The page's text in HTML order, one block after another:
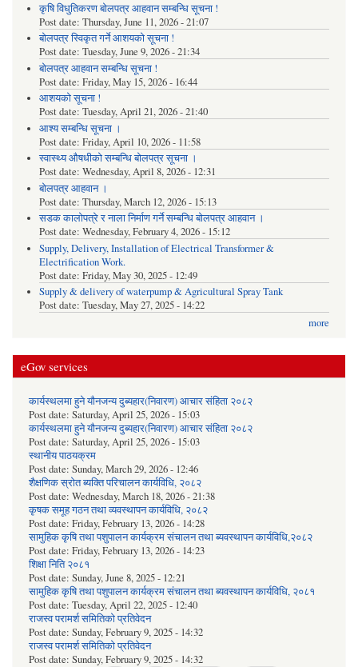
कृषि विधुतिकरण बोलपत्र आहवान सम्बन्धि सूचना !
Post date: Thursday, June 11, 2026 - 21:07
बोलपत्र स्विकृत गर्ने आशयको सूचना !
Post date: Tuesday, June 9, 2026 - 21:34
बोलपत्र आहवान सम्बन्धि सूचना !
Post date: Friday, May 15, 2026 - 16:44
आशयको सूचना !
Post date: Tuesday, April 21, 2026 - 21:40
आश्य सम्बन्धि सूचना ।
Post date: Friday, April 10, 2026 - 11:58
स्वास्थ्य औषधीको सम्बन्धि बोलपत्र सूचना ।
Post date: Wednesday, April 8, 2026 - 12:31
बोलपत्र आहवान ।
Post date: Thursday, March 12, 2026 - 15:13
सडक कालोपत्रे र नाला निर्माण गर्ने सम्बन्धि बोलपत्र आहवान ।
Post date: Wednesday, February 4, 2026 - 15:12
Supply, Delivery, Installation of Electrical Transformer &
Electrification Work.
Post date: Friday, May 30, 2025 - 12:49
Supply & delivery of waterpump & Agricultural Spray Tank
Post date: Tuesday, May 27, 2025 - 14:22
more
eGov services
कार्यस्थलमा हुने यौनजन्य दुब्यहार(निवारण) आचार संहिता २०८२
Post date: Saturday, April 25, 2026 - 15:03
कार्यस्थलमा हुने यौनजन्य दुब्यहार(निवारण) आचार संहिता २०८२
Post date: Saturday, April 25, 2026 - 15:03
स्थानीय पाठयक्रम
Post date: Sunday, March 29, 2026 - 12:46
शैक्षणिक स्रोत ब्यक्ति परिचालन कार्यविधि, २०८२
Post date: Wednesday, March 18, 2026 - 21:38
कृषक समूह गठन तथा व्यवस्थापन कार्यविधि, २०८२
Post date: Friday, February 13, 2026 - 14:28
सामुहिक कृषि तथा पशुपालन कार्यक्रम संचालन तथा ब्यवस्थापन कार्यविधि,२०८२
Post date: Friday, February 13, 2026 - 14:23
शिक्षा निति २०८१
Post date: Sunday, June 8, 2025 - 12:21
सामुहिक कृषि तथा पशुपालन कार्यक्रम संचालन तथा ब्यवस्थापन कार्यविधि, २०८१
Post date: Tuesday, April 22, 2025 - 12:40
राजस्व परामर्श समितिको प्रतिवेदन
Post date: Sunday, February 9, 2025 - 14:32
राजस्व परामर्श समितिको प्रतिवेदन
Post date: Sunday, February 9, 2025 - 14:32